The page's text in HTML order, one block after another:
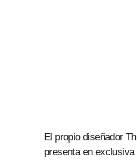
El propio diseñador
presenta en